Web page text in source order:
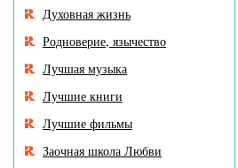
Духовная жизнь
Родноверие, язычество
Лучшая музыка
Лучшие книги
Лучшие фильмы
Заочная школа Любви